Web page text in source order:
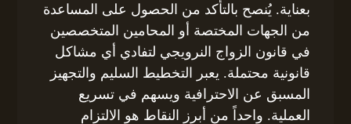
بعناية. يُنصح بالتأكد من الحصول على المساعدة
من الجهات المختصة أو المحامين المتخصصين
في قانون الزواج النرويجي لتفادي أي مشاكل
قانونية محتملة. يعبر التخطيط السليم والتجهيز
المسبق عن الاحترافية ويسهم في تسريع
العملية. واحداً من أبرز النقاط هو الالتزام